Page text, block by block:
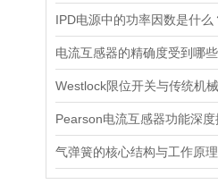
气弹簧的核心结构与工作原理